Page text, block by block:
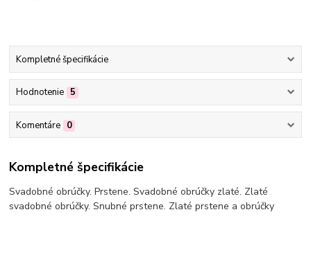
Kompletné špecifikácie
Hodnotenie 5
Komentáre 0
Kompletné špecifikácie
Svadobné obrúčky. Prstene. Svadobné obrúčky zlaté. Zlaté
svadobné obrúčky. Snubné prstene. Zlaté prstene a obrúčky